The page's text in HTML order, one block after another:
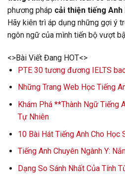
phương pháp cải thiện tiếng Anh
Hãy kiên trì áp dụng những gợi ý
ngôn ngữ của mình tiến bộ vượt
<>Bài Viết Đang HOT<>
PTE 30 tương đương IELTS
Những Trang Web Học Tiếng
Khám Phá **Thành Ngữ Tiếng
Tự Nhiên
10 Bài Hát Tiếng Anh Cho Học
Tiếng Anh Chuyên Ngành Y:
Dạng So Sánh Nhất Của Tính